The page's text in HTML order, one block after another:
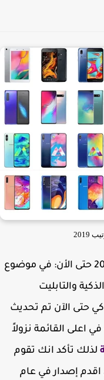
جميع إصدارات سامسونج في عام 2019 حتى الأن: في موضوع
والتابليت
ويوجد 47 جهاز ذكي حتى الآن تم تحديث
أول هاتف في اعلى القائمة نزولاً
تأكد انك تقوم
إصدار في عام